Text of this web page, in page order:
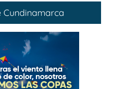
Cundinamarca